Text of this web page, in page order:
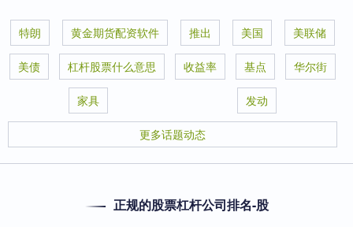
特朗 黄金期货配资软件 推出 美国 美联储
美债 杠杆股票什么意思 收益率 基点 华尔街
家具 发动
更多话题动态
正规的股票杠杆公司排名-股